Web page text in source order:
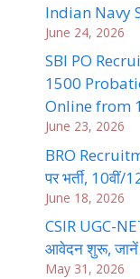
Indian Navy
June 24, 2026
SBI PO
1500
Online from
June 23, 2026
BRO
पर भर्ती,
June 18, 2026
CSIR UGC-
आवेदन शुरू, जानें
May 31, 2026